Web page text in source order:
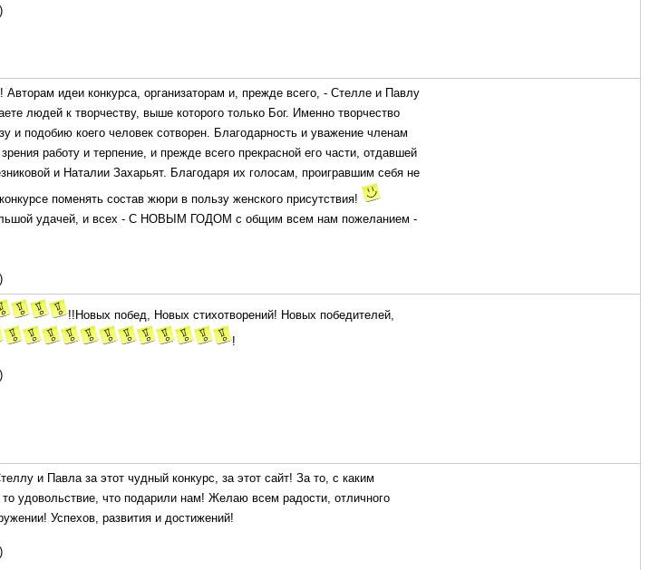
Авторам идеи конкурса, организаторам и, прежде всего, - Стелле и Павлу
людей к творчеству, выше которого только Бог. Именно творчество
и подобию коего человек сотворен. Благодарность и уважение членам
работу и терпение, и прежде всего прекрасной его части, отдавшей
и Наталии Захарьят. Благодаря их голосам, проигравшим себя не
поменять состав жюри в пользу женского присутствия!
удачей, и всех - С НОВЫМ ГОДОМ с общим всем нам пожеланием -
!!Новых побед, Новых стихотворений! Новых победителей,
!
и Павла за этот чудный конкурс, за этот сайт! За то, с каким
то удовольствие, что подарили нам! Желаю всем радости, отличного
Успехов, развития и достижений!